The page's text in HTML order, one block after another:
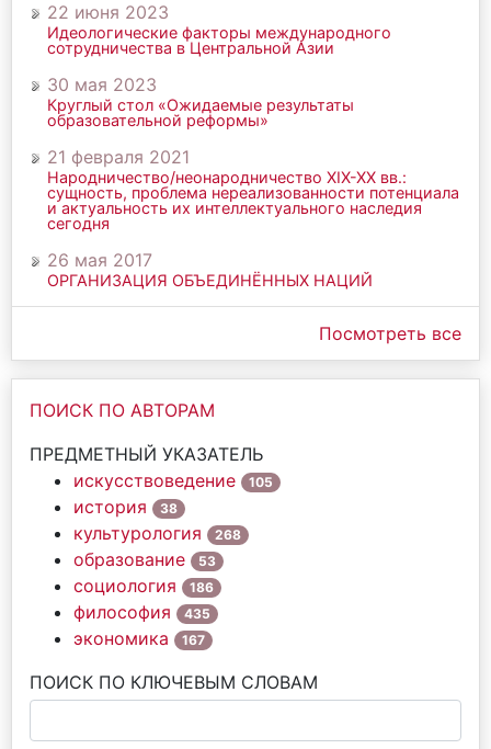
22 июня 2023
Идеологические факторы международного
сотрудничества в Центральной Азии
30 мая 2023
Круглый стол «Ожидаемые результаты
образовательной реформы»
21 февраля 2021
Народничество/неонародничество ХIХ-ХХ вв.:
сущность, проблема нереализованности потенциала
и актуальность их интеллектуального наследия
сегодня
26 мая 2017
ОРГАНИЗАЦИЯ ОБЪЕДИНЁННЫХ НАЦИЙ
Посмотреть все
ПОИСК ПО АВТОРАМ
ПРЕДМЕТНЫЙ УКАЗАТЕЛЬ
искусствоведение
105
история 38
культурология 268
образование 53
социология 186
философия 435
экономика 167
ПОИСК ПО КЛЮЧЕВЫМ СЛОВАМ